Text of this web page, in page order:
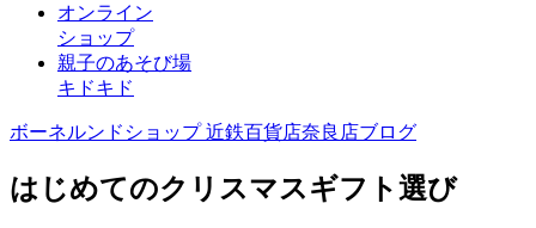
オンライン
ショップ
親子のあそび場
キドキド
ボーネルンドショップ 近鉄百貨店奈良店ブログ
はじめてのクリスマスギフト選び